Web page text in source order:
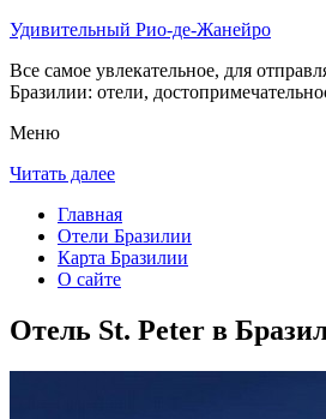
Удивительный Рио-де-Жанейро
Все самое увлекательное, для
Бразилии: отели,
Меню
Читать далее
Главная
Отели Бразилии
Карта Бразилии
О сайте
Отель St. Peter в